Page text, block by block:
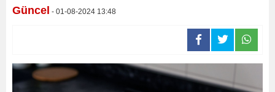
Güncel - 01-08-2024 13:48